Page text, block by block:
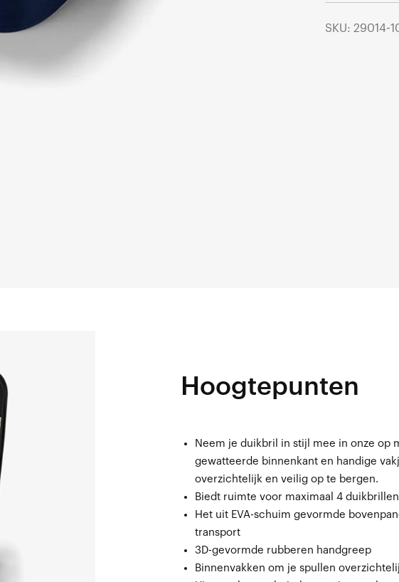
SKU: 29014-
Hoogtepunten
Neem je duikbril in stijl mee in onze op
gewatteerde binnenkant en handige
overzichtelijk en veilig op te bergen.
Biedt ruimte voor maximaal 4
Het uit EVA-schuim gevormde
transport
3D-gevormde rubberen handgreep
Binnenvakken om je spullen